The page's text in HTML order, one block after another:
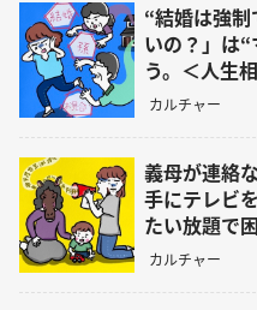
“結婚は強
いの？」は
う。＜人生
カルチャー
義母が連絡
手にテレビ
たい放題で
談＞
カルチャー